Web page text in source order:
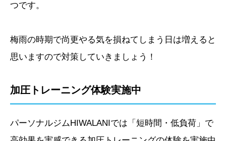
つです。
梅雨の時期で尚更やる気を損ねてしまう日は増えると
思いますので対策していきましょう！
加圧トレーニング体験実施中
パーソナルジムHIWALANIでは「短時間・低負荷」で